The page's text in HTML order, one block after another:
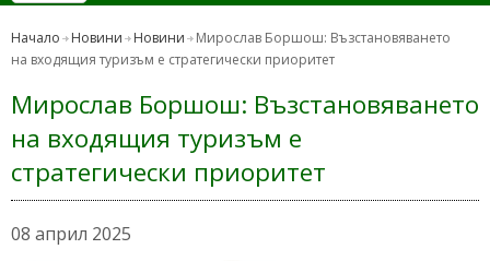
Начало Новини Новини
Мирослав Боршош: Възстановяването
на входящия туризъм е стратегически приоритет
Мирослав Боршош: Възстановяването
на входящия туризъм е
стратегически приоритет
08 април 2025